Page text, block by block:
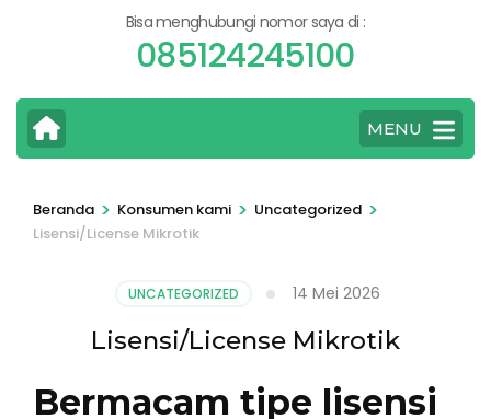
Bisa menghubungi nomor saya di :
085124245100
MENU
Beranda > Konsumen kami > Uncategorized >
Lisensi/License Mikrotik
UNCATEGORIZED 14 Mei 2026
Lisensi/License Mikrotik
Bermacam tipe lisensi